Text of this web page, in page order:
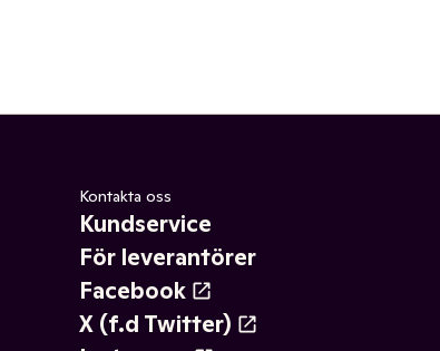
Kontakta oss
Kundservice
För leverantörer
Facebook
X (f.d Twitter)